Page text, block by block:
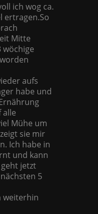
ich wog ca.
ertragen.So
Mitte
wöchige
aufs
habe und
alle
Mühe um
sie mir
Ich habe in
und kann
jetzt
5
weiterhin